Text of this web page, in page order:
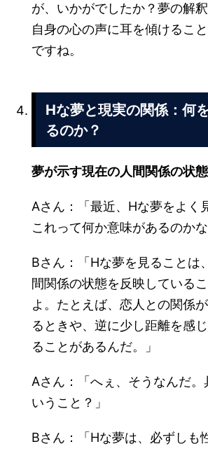
が、いかがでしたか？夢の解
自身の心の声に耳を傾けるこ
ですね。
Hな夢と現実の関係：何
るのか？
夢が示す現在の人間関係の状態
Aさん：「最近、Hな夢をよく
これって何か意味があるのかな
Bさん：「Hな夢を見ることは
間関係の状態を反映している
よ。たとえば、恋人との関係
るときや、逆に少し距離を感
ることがあるんだ。」
Aさん：「へぇ、そうなんだ。
いうこと？」
Bさん：「Hな夢は、必ずしも